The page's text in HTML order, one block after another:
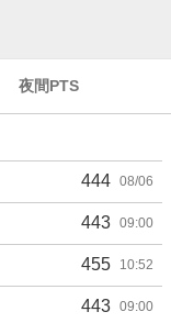
夜間PTS
444 08/06
443 09:00
455 10:52
443 09:00